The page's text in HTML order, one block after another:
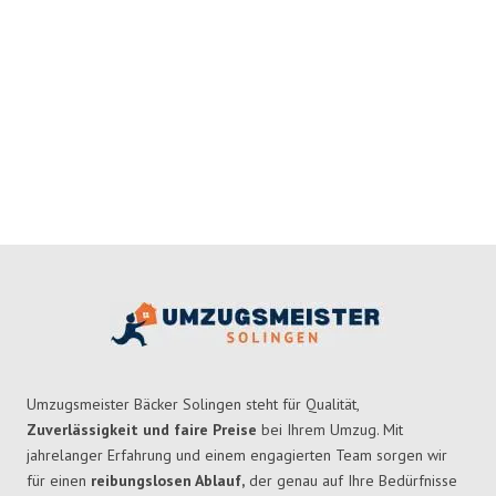
Umzugsmeister Bäcker Solingen steht für Qualität,
Zuverlässigkeit und faire Preise bei Ihrem Umzug. Mit
jahrelanger Erfahrung und einem engagierten Team sorgen wir
für einen reibungslosen Ablauf, der genau auf Ihre Bedürfnisse